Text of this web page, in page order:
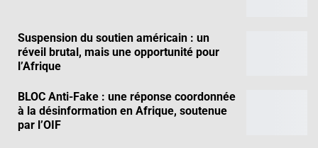
Suspension du soutien américain : un
réveil brutal, mais une opportunité pour
l’Afrique
BLOC Anti-Fake : une réponse coordonnée
à la désinformation en Afrique, soutenue
par l’OIF